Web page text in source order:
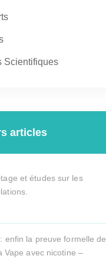
Scientifiques
articles
et études sur les
enfin la preuve formelle de
Vape avec nicotine –